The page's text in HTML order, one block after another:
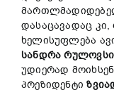
დასაცავადაც
ხელისუფლება
სანდრა რულოვსი
უდიერად
პრეზიდენტი